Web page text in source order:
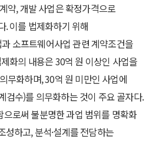
약, 개발 사업은 확정가격으로
. 이를 법제화하기 위해
소프트웨어사업 관련 계약조건을
화의 내용은 30억 원 이상인 사업을
무화하며, 30억 원 미만인 사업에
검수)를 의무화하는 것이 주요 골자다.
로써 불분명한 과업 범위를 명확화
성하고, 분석·설계를 전담하는